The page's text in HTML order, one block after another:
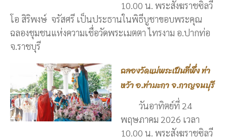
10.00 น. พระสังฆราชซิลวี
โอ สิริพงษ์ จรัสศรี เป็นประธานในพิธีบูชาขอบพระคุณ
ฉลองชุมชนแห่งความเชื่อวัดพระเมตตา ไทรงาม อ.ปากท่อ
จ.ราชบุรี
ฉลองวัดแม่พระเป็นที่พึ่ง ท่า
หว้า อ.ท่ามะกา จ.กาญจนบุรี
วันอาทิตย์ที่ 24
พฤษภาคม 2026 เวลา
10.00 น. พระสังฆราชซิลวี